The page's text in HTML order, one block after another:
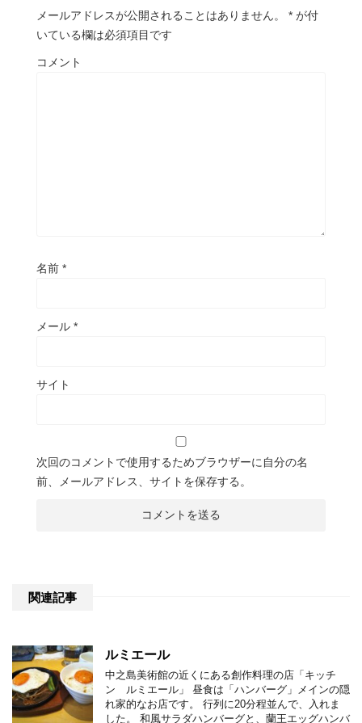
メールアドレスが公開されることはありません。 * が付
いている欄は必須項目です
コメント
名前 *
メール *
サイト
次回のコメントで使用するためブラウザーに自分の名
前、メールアドレス、サイトを保存する。
関連記事
ルミエール
中之島美術館の近くにある創作料理の店「キッチ
ン ルミエール」 昼食は「ハンバーグ」メインの隠
れ家的なお店です。 行列に20分程並んで、入れま
した。 和風サラダハンバーグと、蘭王エッグハンバ